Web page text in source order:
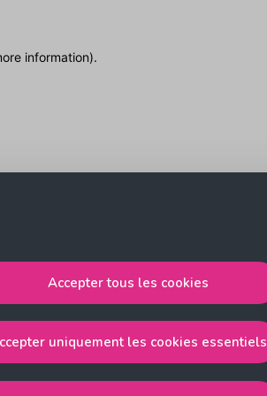
Accepter tous les cookies
uniquement les cookies essentiels
information).